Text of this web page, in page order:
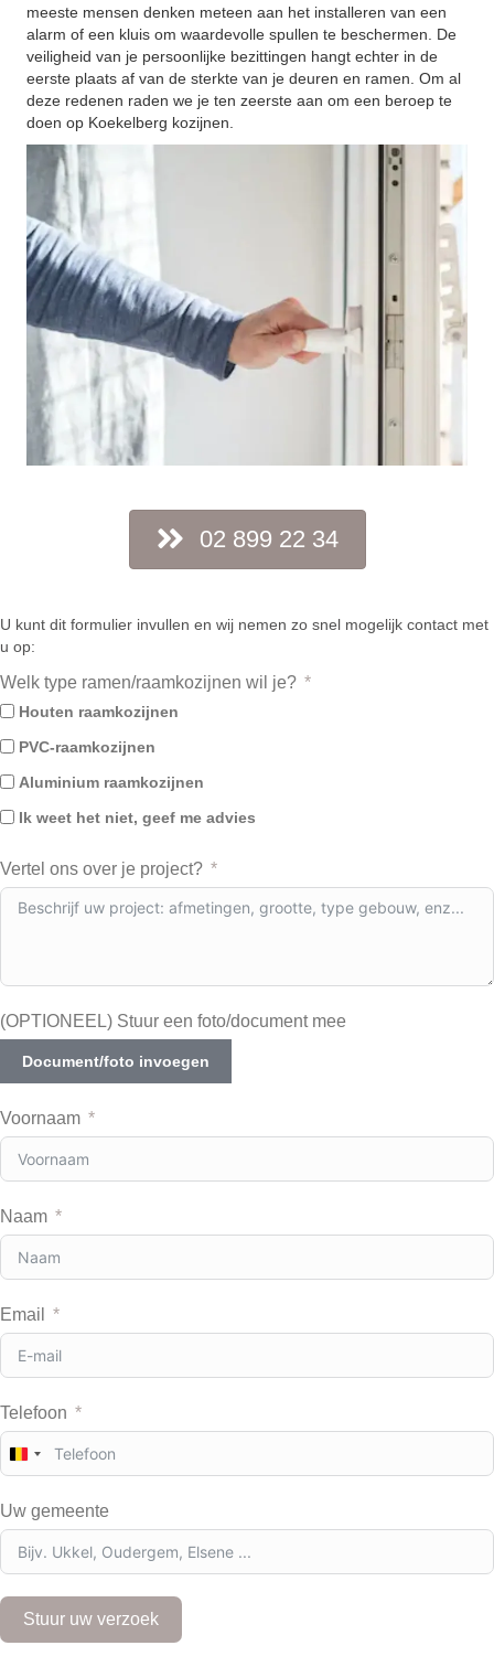
meeste mensen denken meteen aan het installeren van een
alarm of een kluis om waardevolle spullen te beschermen. De
veiligheid van je persoonlijke bezittingen hangt echter in de
eerste plaats af van de sterkte van je deuren en ramen. Om al
deze redenen raden we je ten zeerste aan om een beroep te
doen op Koekelberg kozijnen.
02 899 22 34
U kunt dit formulier invullen en wij nemen zo snel mogelijk contact met
u op:
Welk type ramen/raamkozijnen wil je?
Houten raamkozijnen
PVC-raamkozijnen
Aluminium raamkozijnen
Ik weet het niet, geef me advies
Vertel ons over je project?
(OPTIONEEL) Stuur een foto/document mee
Document/foto invoegen
Voornaam
Naam
Email
Telefoon
B
e
g
u
3
2
Uw gemeente
Stuur uw verzoek